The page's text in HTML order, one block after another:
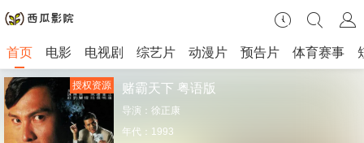
首页 电影 电视剧 综艺片 动漫片 预告片 体育赛事
授权资源 赌霸天下 粤语版
导演： 徐正康
年代： 1993